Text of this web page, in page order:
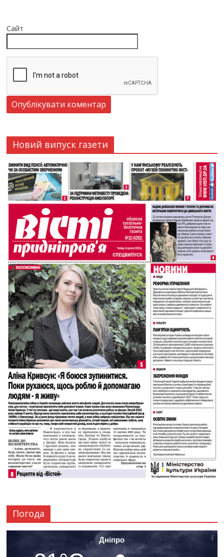
Сайт
Новий випуск газети
Погода
Дніпро